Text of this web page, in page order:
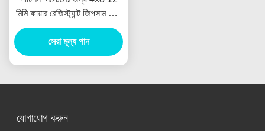
মিমি ফায়ার রেজিস্ট্যান্ট জিপসাম বোর্ড
সাউন্ডপ্রুফ
সেরা মূল্য পান
যোগাযোগ করুন